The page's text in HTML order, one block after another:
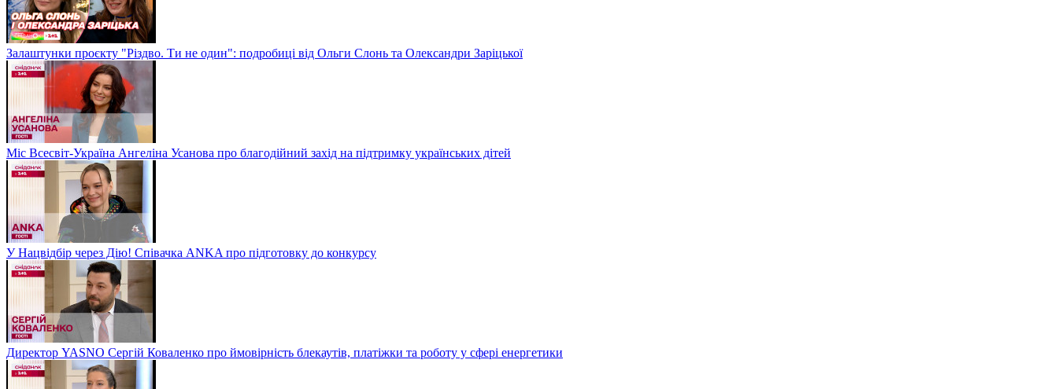
Залаштунки проєкту "Різдво. Ти не один": подробиці від Ольги Слонь та Олександри Заріцької
Міс Всесвіт-Україна Ангеліна Усанова про благодійний захід на підтримку українських дітей
У Нацвідбір через Дію! Співачка ANKA про підготовку до конкурсу
Директор YASNO Сергій Коваленко про ймовірність блекаутів, платіжки та роботу у сфері енергетики